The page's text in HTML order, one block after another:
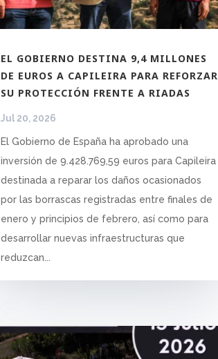
EL GOBIERNO DESTINA 9,4 MILLONES
DE EUROS A CAPILEIRA PARA REFORZAR
SU PROTECCIÓN FRENTE A RIADAS
Jul 20, 2026
El Gobierno de España ha aprobado una
inversión de 9.428.769,59 euros para Capileira
destinada a reparar los daños ocasionados
por las borrascas registradas entre finales de
enero y principios de febrero, así como para
desarrollar nuevas infraestructuras que
reduzcan...